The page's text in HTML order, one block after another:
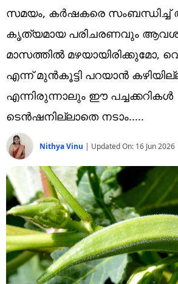
world
Technology
Religion
Web Story
Short Videos
സമയം, കർഷകരെ സംബന്ധിച്ച്
കൃത്യമായ പരിചരണവും
മാസത്തിൽ മഴയായിരിക്കുമോ,
എന്ന് മുൻകൂട്ടി പറയാൻ
എന്നിരുന്നാലും ഈ പച്ചക്കറികൾ
ടെൻഷനില്ലാതെ നടാം.....
Nithya Vinu | Updated On: 16 Jun